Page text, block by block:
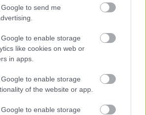
to send me
to enable storage
like cookies on web or
in apps.
to enable storage
of the website or app.
to enable storage
árnyékában?
a postaládákba költöző
védelme
többmillióan vártunk: szombattól
másodfokúra csökken a riasztás